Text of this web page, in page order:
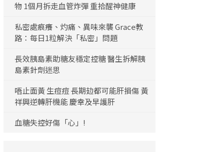
物 1個月拆走血管炸彈 重拾醒神健康
私密處痕癢、灼痛、異味來襲 Grace教
路：每日1粒解決「私密」問題
長效胰島素助糖友穩定控糖 醫生拆解胰
島素針劑迷思
唔止面黃 生痘痘 長期攰都可能肝損傷 黃
祥興逆轉肝機能 慶幸及早護肝
血糖失控好傷「心」!